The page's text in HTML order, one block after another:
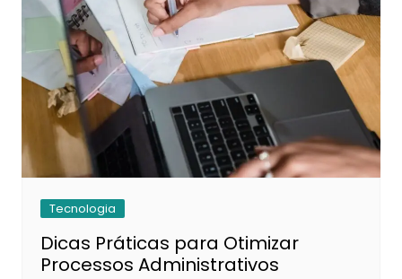
Tecnologia
Dicas Práticas para Otimizar
Processos Administrativos